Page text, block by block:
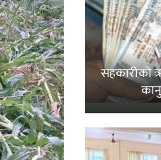
सहकारीको